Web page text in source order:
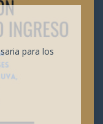
para los